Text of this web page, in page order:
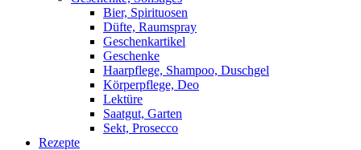
Bier, Spirituosen
Düfte, Raumspray
Geschenkartikel
Geschenke
Haarpflege, Shampoo, Duschgel
Körperpflege, Deo
Lektüre
Saatgut, Garten
Sekt, Prosecco
Rezepte